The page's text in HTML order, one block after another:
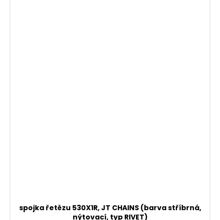
spojka řetězu 530X1R, JT CHAINS (barva stříbrná,
nýtovací, typ RIVET)